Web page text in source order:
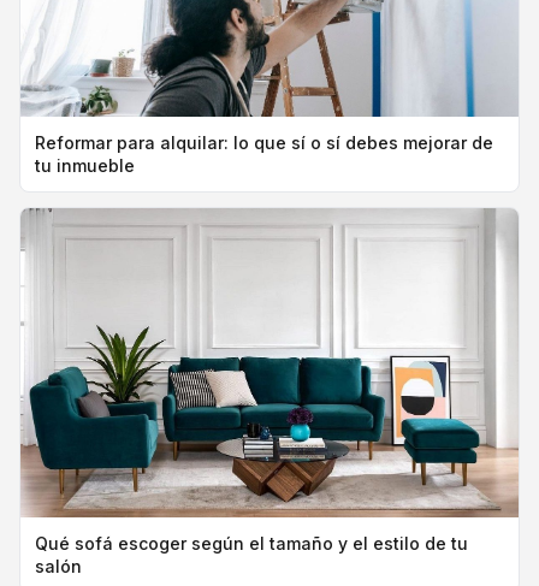
Reformar para alquilar: lo que sí o sí debes mejorar de
tu inmueble
Qué sofá escoger según el tamaño y el estilo de tu
salón